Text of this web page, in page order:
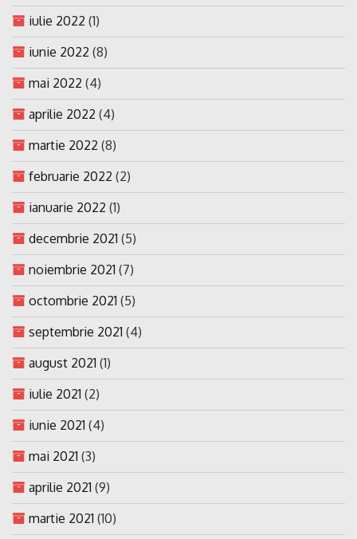
iulie 2022 (1)
iunie 2022 (8)
mai 2022 (4)
aprilie 2022 (4)
martie 2022 (8)
februarie 2022 (2)
ianuarie 2022 (1)
decembrie 2021 (5)
noiembrie 2021 (7)
octombrie 2021 (5)
septembrie 2021 (4)
august 2021 (1)
iulie 2021 (2)
iunie 2021 (4)
mai 2021 (3)
aprilie 2021 (9)
martie 2021 (10)